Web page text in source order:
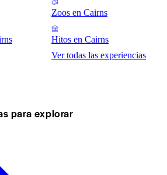
Zoos en Cairns
Hitos en Cairns
Ver todas las experiencias
para explorar